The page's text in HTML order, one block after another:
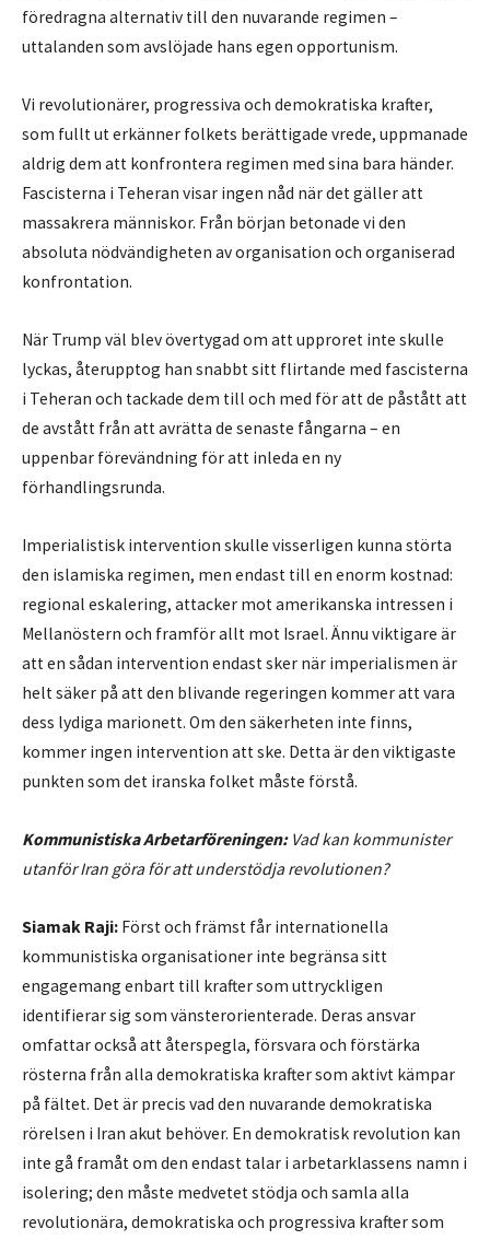
föredragna alternativ till den nuvarande regimen –
uttalanden som avslöjade hans egen opportunism.
Vi revolutionärer, progressiva och demokratiska krafter,
som fullt ut erkänner folkets berättigade vrede, uppmanade
aldrig dem att konfrontera regimen med sina bara händer.
Fascisterna i Teheran visar ingen nåd när det gäller att
massakrera människor. Från början betonade vi den
absoluta nödvändigheten av organisation och organiserad
konfrontation.
När Trump väl blev övertygad om att upproret inte skulle
lyckas, återupptog han snabbt sitt flirtande med fascisterna
i Teheran och tackade dem till och med för att de påstått att
de avstått från att avrätta de senaste fångarna – en
uppenbar förevändning för att inleda en ny
förhandlingsrunda.
Imperialistisk intervention skulle visserligen kunna störta
den islamiska regimen, men endast till en enorm kostnad:
regional eskalering, attacker mot amerikanska intressen i
Mellanöstern och framför allt mot Israel. Ännu viktigare är
att en sådan intervention endast sker när imperialismen är
helt säker på att den blivande regeringen kommer att vara
dess lydiga marionett. Om den säkerheten inte finns,
kommer ingen intervention att ske. Detta är den viktigaste
punkten som det iranska folket måste förstå.
Kommunistiska Arbetarföreningen: Vad kan kommunister
utanför Iran göra för att understödja revolutionen?
Siamak Raji: Först och främst får internationella
kommunistiska organisationer inte begränsa sitt
engagemang enbart till krafter som uttryckligen
identifierar sig som vänsterorienterade. Deras ansvar
omfattar också att återspegla, försvara och förstärka
rösterna från alla demokratiska krafter som aktivt kämpar
på fältet. Det är precis vad den nuvarande demokratiska
rörelsen i Iran akut behöver. En demokratisk revolution kan
inte gå framåt om den endast talar i arbetarklassens namn i
isolering; den måste medvetet stödja och samla alla
revolutionära, demokratiska och progressiva krafter som